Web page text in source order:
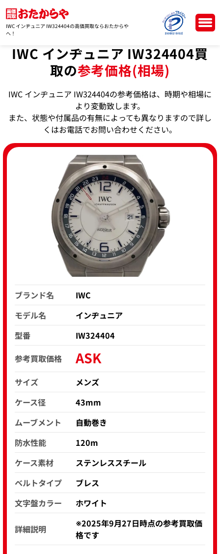
IWC インヂュニア IW324404の高価買取ならおたからや
へ！
IWC インヂュニア IW324404買
取の参考価格(相場)
IWC インヂュニア IW324404の参考価格は、時期や相場に
より変動致します。
また、状態や付属品の有無によっても異なりますので詳し
くはお電話でお問い合わせください。
ブランド名
IWC
モデル名
インヂュニア
型番
IW324404
参考買取価格
ASK
サイズ
メンズ
ケース径
43mm
ムーブメント
自動巻き
防水性能
120m
ケース素材
ステンレススチール
ベルトタイプ
ブレス
文字盤カラー
ホワイト
詳細説明
※2025年9月27日時点の参考買取価
格です